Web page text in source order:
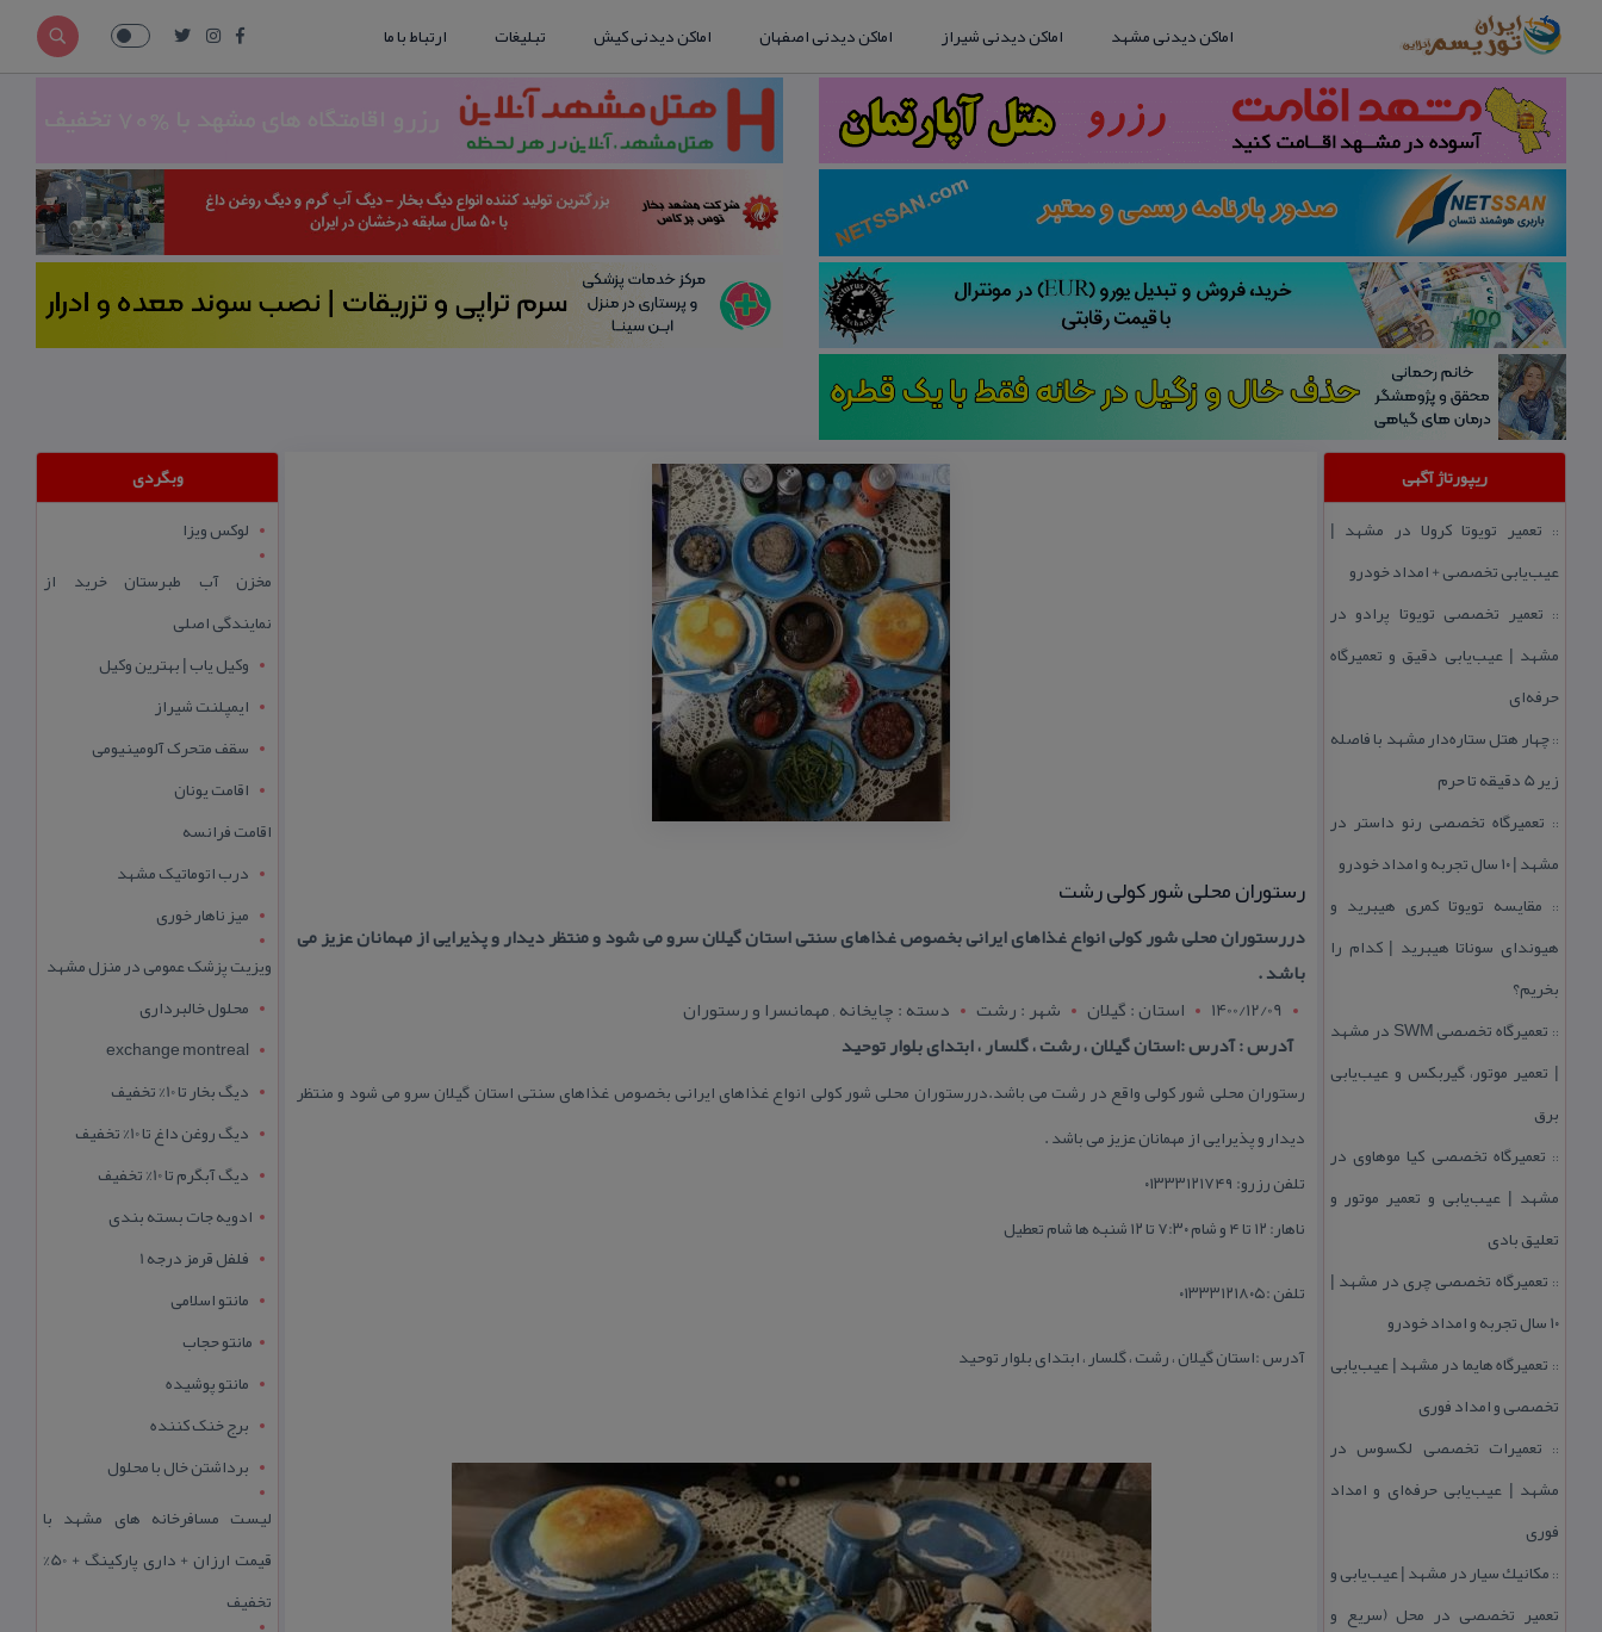
اماکن دیدنی مشهد اماکن دیدنی شیراز اماکن دیدنی اصفهان اماکن دیدنی کیش تبلیغات ارتباط با ما
ریپورتاژ آگهی
:: تعمیر تویوتا كرولا در مشهد |
عیب‌یابی تخصصی + امداد خودرو
:: تعمیر تخصصی تویوتا پرادو در
مشهد | عیب‌یابی دقیق و تعمیرگاه
حرفه‌ای
::چهار هتل‌ ستاره‌دار مشهد با فاصله
زیر 5 دقیقه تا حرم
:: تعمیرگاه تخصصی رنو داستر در
مشهد | ۱۰ سال تجربه و امداد خودرو
:: مقایسه تویوتا كمری هیبرید و
هیوندای سوناتا هیبرید | كدام را
بخریم؟
::
تعمیرگاه تخصصی SWM در مشهد
| تعمیر موتور، گیربكس و عیب‌یابی
برق
:: تعمیرگاه تخصصی كیا موهاوی در
مشهد | عیب‌یابی و تعمیر موتور و
تعلیق بادی
:: تعمیرگاه تخصصی چری در مشهد |
۱۰ سال تجربه و امداد خودرو
:: تعمیرگاه هایما در مشهد | عیب‌یابی
تخصصی و امداد فوری
:: تعمیرات تخصصی لكسوس در
مشهد | عیب‌یابی حرفه‌ای و امداد
فوری
:: مكانیك سیار در مشهد | عیب‌یابی و
تعمیر تخصصی در محل (سریع و
رستوران محلی شور كولی رشت
دررستوران محلی شور كولی انواع غذاهای ایرانی بخصوص غذاهای سنتی استان گیلان سرو می شود و منتظر دیدار و پذیرایی از مهمانان عزیز می
باشد .
1400/12/09
استان : گيلان شهر : رشت
دسته : چایخانه , مهمانسرا و رستوران
آدرس : آدرس :استان گیلان ، رشت ، گلسار ، ابتدای بلوار توحید
رستوران محلی شور كولی واقع در رشت می باشد.دررستوران محلی شور كولی انواع غذاهای ایرانی بخصوص غذاهای سنتی استان گیلان سرو می شود و منتظر
دیدار و پذیرایی از مهمانان عزیز می باشد .
تلفن رزرو: ۰۱۳۳۳۱۲۱۷۴۹
ناهار: ۱۲ تا ۴ و شام ۷:۳۰ تا ۱۲ شنبه ها شام تعطیل
تلفن :۰۱۳۳۳۱۲۱۸۰۵
آدرس :استان گیلان ، رشت ، گلسار ، ابتدای بلوار توحید
وبگردی
لوکس ویزا
مخزن آب طبرستان خرید از
نمایندگی اصلی
وکیل یاب | بهترین وکیل
ایمپلنت شیراز
سقف متحرک آلومینیومی
اقامت یونان
اقامت فرانسه
درب اتوماتیک مشهد
میز ناهار خوری
ویزیت پزشک عمومی در منزل مشهد
محلول خالبرداری
exchange montreal
دیگ بخار تا 10% تخفیف
دیگ روغن داغ تا 10% تخفیف
دیگ آبگرم تا 10% تخفیف
ادویه جات بسته بندی
فلفل قرمز درجه 1
مانتو اسلامی
مانتو حجاب
مانتو پوشیده
برج خنک کننده
برداشتن خال با محلول
لیست مسافرخانه های مشهد با
قیمت ارزان + داری پارکینگ + 50%
تخفیف